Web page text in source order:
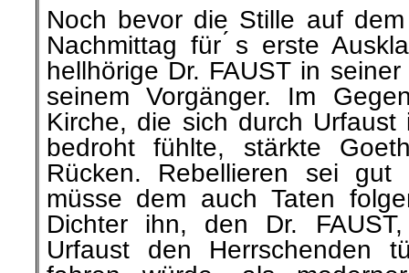
Noch bevor die Stille auf
Nachmittag für ́s erste
hellhörige Dr. FAUST in
seinem Vorgänger. Im
Kirche, die sich durch Urfaust
bedroht fühlte, stärkte
Rücken. Rebellieren sei
müsse dem auch Taten
Dichter ihn, den Dr.
Urfaust den Herrschenden